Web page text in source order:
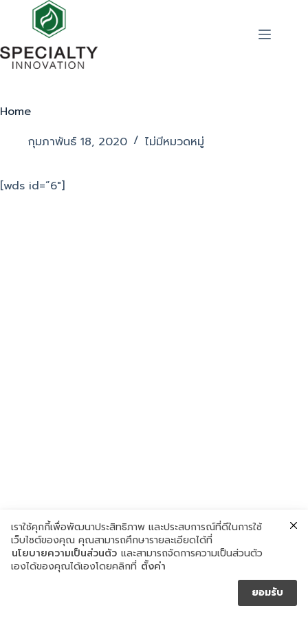
Home
กุมภาพันธ์ 18, 2020
ไม่มีหมวดหมู่
[wds id=”6″]
เราใช้คุกกี้เพื่อพัฒนาประสิทธิภาพ และประสบการณ์ที่ดีในการใช้
เว็บไซต์ของคุณ คุณสามารถศึกษารายละเอียดได้ที่
นโยบายความเป็นส่วนตัว และสามารถจัดการความเป็นส่วนตัว
เองได้ของคุณได้เองโดยคลิกที่ ตั้งค่า
ยอมรับ